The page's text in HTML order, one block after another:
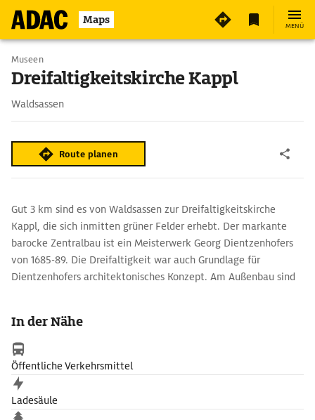
Maps MENÜ
Museen
Dreifaltigkeitskirche Kappl
Waldsassen
Route planen
Gut 3 km sind es von Waldsassen zur Dreifaltigkeitskirche
Kappl, die sich inmitten grüner Felder erhebt. Der markante
barocke Zentralbau ist ein Meisterwerk Georg Dientzenhofers
von 1685-89. Die Dreifaltigkeit war auch Grundlage für
Dientzenhofers architektonisches Konzept. Am Außenbau sind
halbrunde Nischen, drei mal drei Altäre und drei Säulen in den
Ecken.
In der Nähe
Öffentliche Verkehrsmittel
Ladesäule